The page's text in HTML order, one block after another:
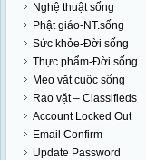
Nghệ thuật sống
Phật giáo-NT.sống
Sức khỏe-Đời sống
Thực phẩm-Đời sống
Mẹo vặt cuộc sống
Rao vặt – Classifieds
Account Locked Out
Email Confirm
Update Password